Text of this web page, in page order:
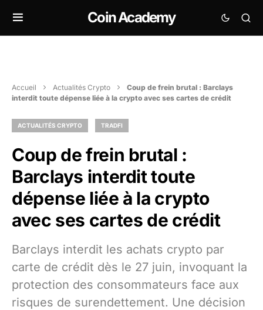
Coin Academy
Accueil Actualités Crypto
Coup de frein brutal : Barclays
interdit toute dépense liée à la crypto avec ses cartes de crédit
ACTUALITÉS CRYPTO TRADFI
Coup de frein brutal :
Barclays interdit toute
dépense liée à la crypto
avec ses cartes de crédit
Barclays interdit les achats crypto par
carte de crédit dès le 27 juin, invoquant la
protection des consommateurs face aux
risques de surendettement. Une décision